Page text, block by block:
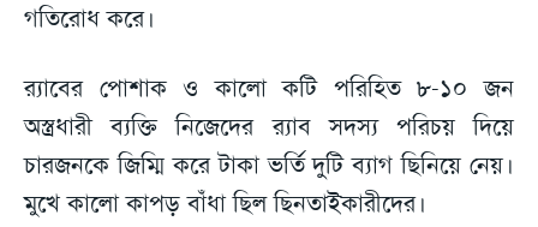
গতিরোধ করে।
র‍্যাবের পোশাক ও কালো কটি পরিহিত ৮-১০ জন
অস্ত্রধারী ব্যক্তি নিজেদের র‍্যাব সদস্য পরিচয় দিয়ে
চারজনকে জিম্মি করে টাকা ভর্তি দুটি ব্যাগ ছিনিয়ে নেয়।
মুখে কালো কাপড় বাঁধা ছিল ছিনতাইকারীদের।